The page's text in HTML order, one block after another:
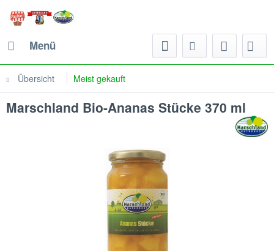
Menü
Übersicht Meist gekauft
Marschland Bio-Ananas Stücke 370 ml